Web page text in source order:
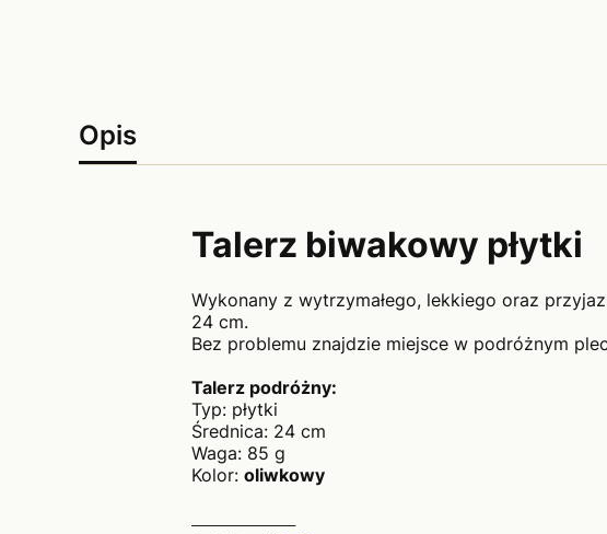
Opis
Talerz biwakowy płytki
Wykonany z wytrzymałego, lekkiego oraz
24 cm.
Bez problemu znajdzie miejsce w podróżnym
Talerz podróżny:
Typ: płytki
Średnica: 24 cm
Waga: 85 g
Kolor: oliwkowy